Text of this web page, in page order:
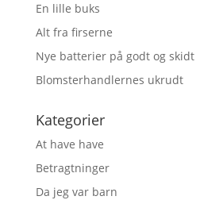
En lille buks
Alt fra firserne
Nye batterier på godt og skidt
Blomsterhandlernes ukrudt
Kategorier
At have have
Betragtninger
Da jeg var barn